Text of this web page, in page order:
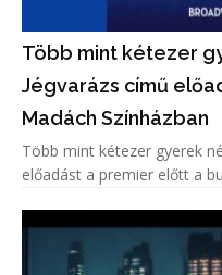
Több mint kétezer
Jégvarázs című
Madách Színházban
Több mint kétezer gyerek
előadást a premier előtt a